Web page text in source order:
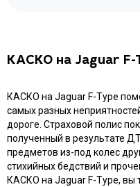
КАСКО на Jaguar F-
КАСКО на Jaguar F-Type
самых разных
дороге. Страховой полис
полученный в результате
предметов из-под колес
стихийных бедствий и
КАСКО на Jaguar F-Type, вы